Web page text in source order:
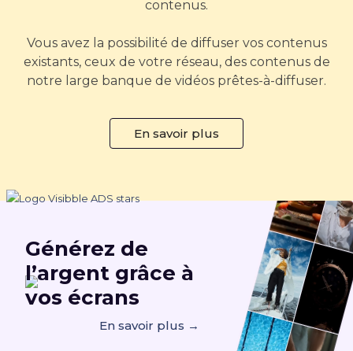
contenus.
Vous avez la possibilité de diffuser vos contenus
existants, ceux de votre réseau, des contenus de
notre large banque de vidéos prêtes-à-diffuser.
En savoir plus
Générez de
l’argent grâce à
vos écrans
En savoir plus →